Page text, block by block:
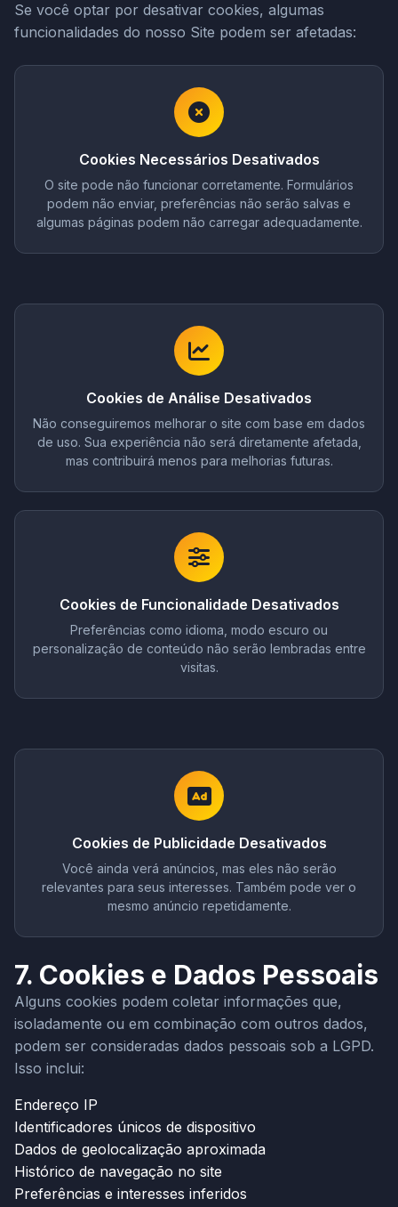
Se você optar por desativar cookies, algumas
funcionalidades do nosso Site podem ser afetadas:
Cookies Necessários Desativados
O site pode não funcionar corretamente. Formulários
podem não enviar, preferências não serão salvas e
algumas páginas podem não carregar adequadamente.
Cookies de Análise Desativados
Não conseguiremos melhorar o site com base em dados
de uso. Sua experiência não será diretamente afetada,
mas contribuirá menos para melhorias futuras.
Cookies de Funcionalidade Desativados
Preferências como idioma, modo escuro ou
personalização de conteúdo não serão lembradas entre
visitas.
Cookies de Publicidade Desativados
Você ainda verá anúncios, mas eles não serão
relevantes para seus interesses. Também pode ver o
mesmo anúncio repetidamente.
7. Cookies e Dados Pessoais
Alguns cookies podem coletar informações que,
isoladamente ou em combinação com outros dados,
podem ser consideradas dados pessoais sob a LGPD.
Isso inclui:
Endereço IP
Identificadores únicos de dispositivo
Dados de geolocalização aproximada
Histórico de navegação no site
Preferências e interesses inferidos